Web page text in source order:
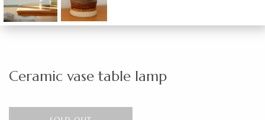
Ceramic vase table lamp